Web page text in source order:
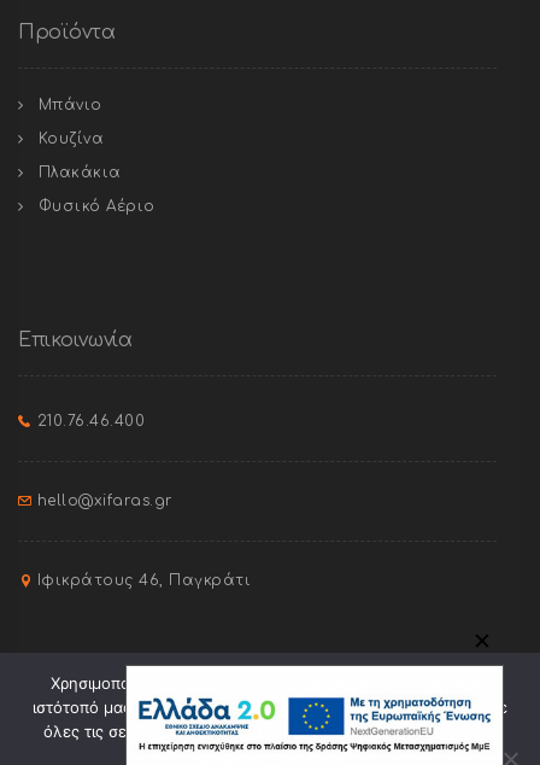
Προϊόντα
Μπάνιο
Κουζίνα
Πλακάκια
Φυσικό Αέριο
Επικοινωνία
210.76.46.400
hello@xifaras.gr
Ιφικράτους 46, Παγκράτι
Χρησιμοποιούμε cookies για την καλύτερη πλοήγηση στον
ιστότοπό μας. Πατώντας "Οk" συναινείτε στη χρήση cookies σε
όλες τις σελίδες του. Πατώντας "Ελαχ." θα γίνει χρήση μόνο
ορισμένων cookies.
✕